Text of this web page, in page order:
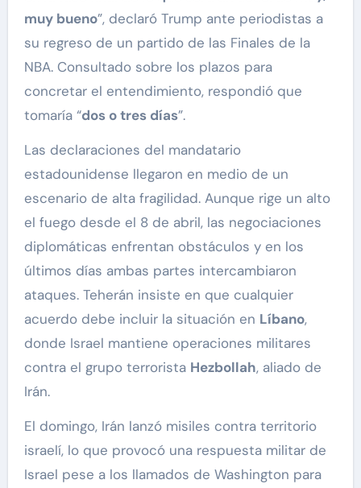
muy bueno”, declaró Trump ante periodistas a
su regreso de un partido de las Finales de la
NBA. Consultado sobre los plazos para
concretar el entendimiento, respondió que
tomaría “dos o tres días”.
Las declaraciones del mandatario
estadounidense llegaron en medio de un
escenario de alta fragilidad. Aunque rige un alto
el fuego desde el 8 de abril, las negociaciones
diplomáticas enfrentan obstáculos y en los
últimos días ambas partes intercambiaron
ataques. Teherán insiste en que cualquier
acuerdo debe incluir la situación en Líbano,
donde Israel mantiene operaciones militares
contra el grupo terrorista Hezbollah, aliado de
Irán.
El domingo, Irán lanzó misiles contra territorio
israelí, lo que provocó una respuesta militar de
Israel pese a los llamados de Washington para